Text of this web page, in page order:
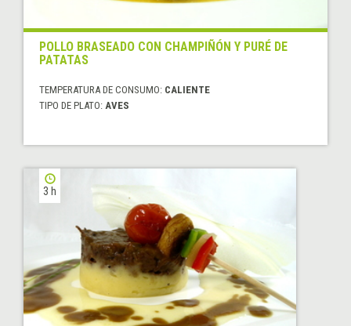
POLLO BRASEADO CON CHAMPIÑÓN Y PURÉ DE
PATATAS
TEMPERATURA DE CONSUMO: CALIENTE
TIPO DE PLATO: AVES
3 h